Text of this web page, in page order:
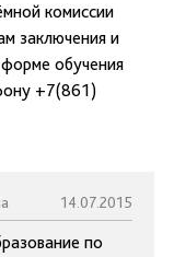
комиссии
заключения и
обучения
+7(861)
14.07.2015
по